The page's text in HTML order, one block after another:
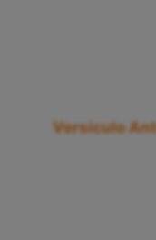
Versículo